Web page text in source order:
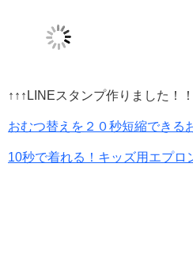
↑↑↑LINEスタンプ作りました！
おむつ替えを２０秒短縮できる
10秒で着れる！キッズ用エプロ